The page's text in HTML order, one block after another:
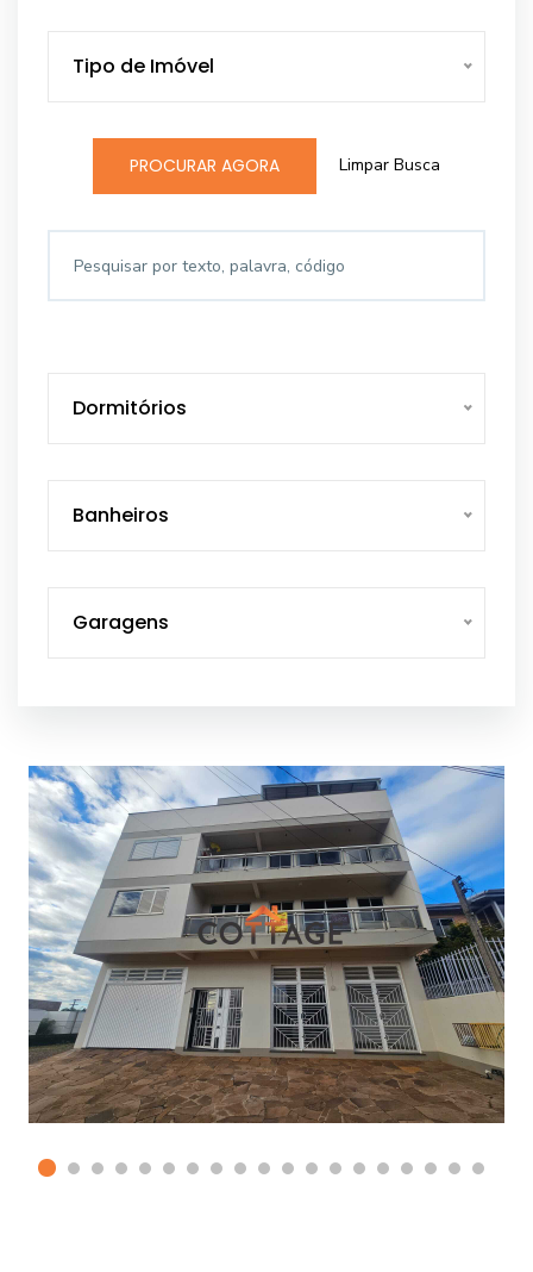
Tipo de Imóvel
PROCURAR AGORA Limpar Busca
Dormitórios
Banheiros
Garagens